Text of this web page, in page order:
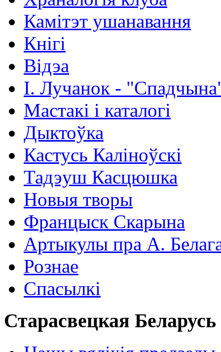
Камітэт ушанавання
Кнігі
Відэа
І. Лучанок -
Мастакі i каталогi
Дыктоўка
Кастусь Каліноўскі
Тадэуш Касцюшка
Новыя творы
Францыск Скарына
Артыкулы пра А.
Рознае
Спасылкі
Старасвецкая Беларусь